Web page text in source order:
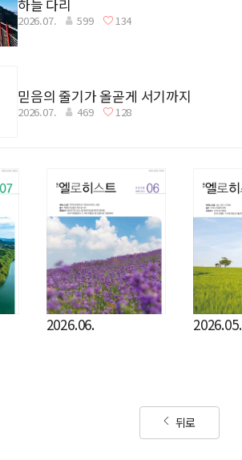
하늘 다리
2026.07. 599 134
믿음의 줄기가 올곧게 서기까지
2026.07. 469 128
2026.06. 2026.05.
뒤로